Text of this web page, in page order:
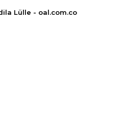
Lülle - oal.com.co